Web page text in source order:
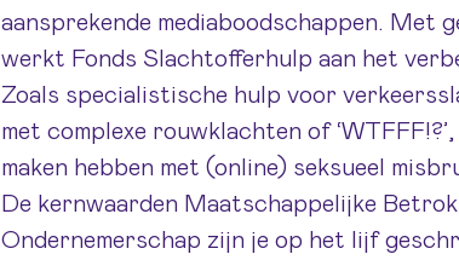
aansprekende mediaboodschappen. Met
werkt Fonds Slachtofferhulp aan het
Zoals specialistische hulp voor
met complexe rouwklachten of
maken hebben met (online) seksueel
De kernwaarden Maatschappelijke
Ondernemerschap zijn je op het lijf